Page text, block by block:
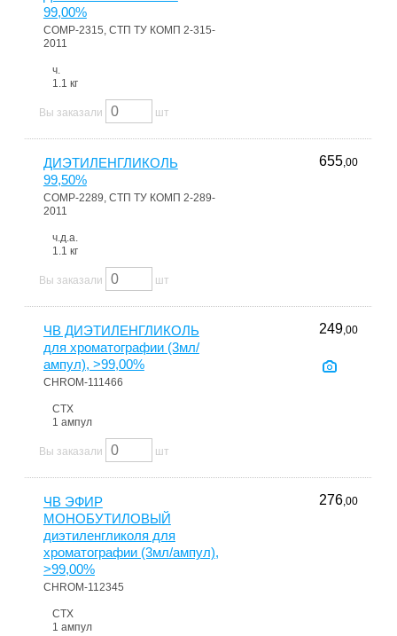
99,00%
COMP-2315, СТП ТУ КОМП 2-315-
2011
ч.
1.1 кг
Вы заказали шт
ДИЭТИЛЕНГЛИКОЛЬ
99,50%
COMP-2289, СТП ТУ КОМП 2-289-
2011
ч.д.а.
1.1 кг
655,00
Вы заказали шт
ЧВ ДИЭТИЛЕНГЛИКОЛЬ
для хроматографии (3мл/
ампул), >99,00%
CHROM-111466
СТХ
1 ампул
249,00
Вы заказали шт
ЧВ ЭФИР
МОНОБУТИЛОВЫЙ
диэтиленгликоля для
хроматографии (3мл/ампул),
>99,00%
CHROM-112345
СТХ
1 ампул
276,00